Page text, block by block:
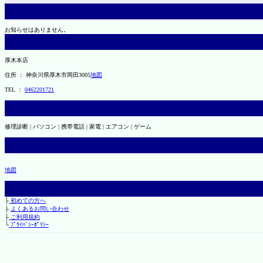
お知らせはありません。
厚木本店
住所 ： 神奈川県厚木市岡田3005地図
TEL ： 0462201721
修理診断 | パソコン | 携帯電話 | 家電 | エアコン | ゲーム
地図
├初めての方へ
├ よくあるお問い合わせ
├ご利用規約
└ﾌﾟﾗｲﾊﾞｼｰﾎﾟﾘｼｰ